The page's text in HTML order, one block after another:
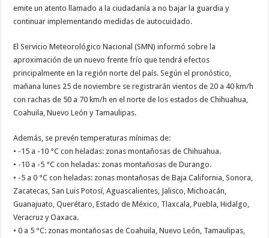
emite un atento llamado a la ciudadanía a no bajar la guardia y
continuar implementando medidas de autocuidado.
El Servicio Meteorológico Nacional (SMN) informó sobre la
aproximación de un nuevo frente frío que tendrá efectos
principalmente en la región norte del país. Según el pronóstico,
mañana lunes 25 de noviembre se registrarán vientos de 20 a 40 km/h
con rachas de 50 a 70 km/h en el norte de los estados de Chihuahua,
Coahuila, Nuevo León y Tamaulipas.
Además, se prevén temperaturas mínimas de:
• -15 a -10 °C con heladas: zonas montañosas de Chihuahua.
• -10 a -5 °C con heladas: zonas montañosas de Durango.
• -5 a 0 °C con heladas: zonas montañosas de Baja California, Sonora,
Zacatecas, San Luis Potosí, Aguascalientes, Jalisco, Michoacán,
Guanajuato, Querétaro, Estado de México, Tlaxcala, Puebla, Hidalgo,
Veracruz y Oaxaca.
• 0 a 5 °C: zonas montañosas de Coahuila, Nuevo León, Tamaulipas,